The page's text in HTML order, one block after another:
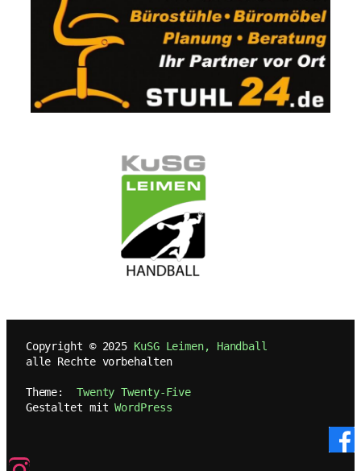
   Copyright © 2025
KuSG Leimen, Handball
   alle Rechte vorbehalten
   Theme:
Twenty Twenty-Five
   Gestaltet mit
WordPress